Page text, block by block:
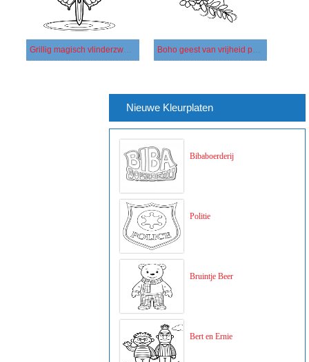
Grillig magisch vlinderzwaard Boho geest van vrijheid paard
Nieuwe Kleurplaten
Bibaboerderij
Politie
Bruintje Beer
Bert en Ernie